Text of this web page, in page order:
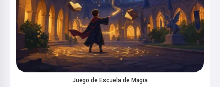
Juego de Escuela de Magia